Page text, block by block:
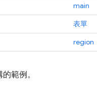
main
表單
region
範例。